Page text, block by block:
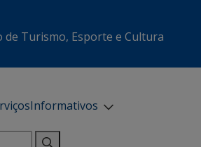
de Turismo, Esporte e Cultura
Informativos